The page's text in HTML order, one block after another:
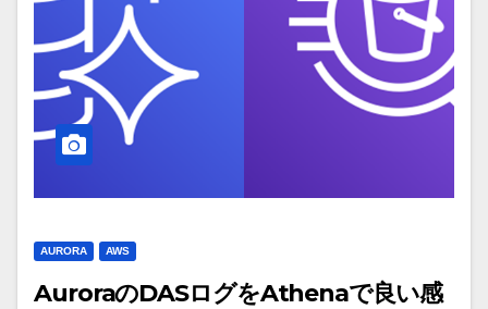
AURORA AWS
AuroraのDASログをAthenaで良い感